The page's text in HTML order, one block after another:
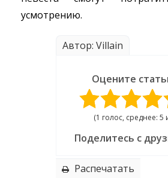
усмотрению.
Автор: Villain
Распечатать
Оцените
(1 голос, среднее: 5
Поделитесь с